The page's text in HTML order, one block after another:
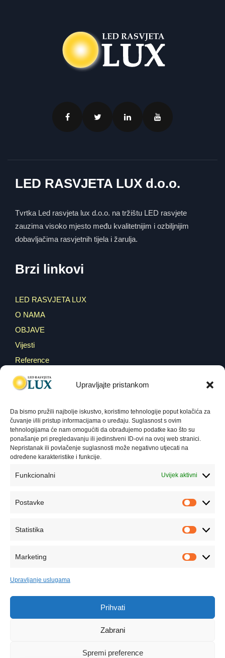
Upravljajte pristankom
Da bismo pružili najbolje iskustvo, koristimo tehnologije poput kolačića za
čuvanje i/ili pristup informacijama o uređaju. Suglasnost s ovim
tehnologijama će nam omogućiti da obrađujemo podatke kao što su
ponašanje pri pregledavanju ili jedinstveni ID-ovi na ovoj web stranici.
Nepristanak ili povlačenje suglasnosti može negativno utjecati na
određene karakteristike i funkcije.
Funkcionalni Uvijek aktivni
Postavke
Statistika
Marketing
Upravljanje uslugama
Prihvati
Zabrani
Spremi preference
LED RASVJETA LUX d.o.o.
Tvrtka Led rasvjeta lux d.o.o. na tržištu LED rasvjete
zauzima visoko mjesto među kvalitetnijim i ozbiljnijim
dobavljačima rasvjetnih tijela i žarulja.
Brzi linkovi
LED RASVJETA LUX
O NAMA
OBJAVE
Vijesti
Reference
WEBSHOP
KONTAKT
GDPR i pravila korištenja
IZJAVA O POVJERLJIVOSTI PODATAKA LED
POLITIKA KOLAČIĆA (COOKIE POLICY)
Newsletter
Želite saznati informacije o našim novim proizvodima i
Besplatno se pretplatite na naš newsletter.